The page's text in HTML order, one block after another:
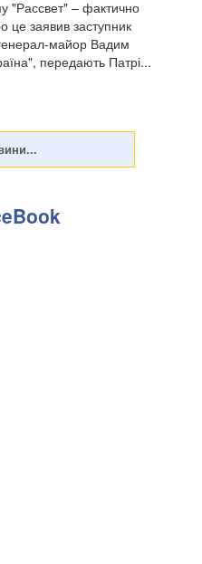
"Рассвет" – фактично
це заявив заступник
майор Вадим
передають Патрі...